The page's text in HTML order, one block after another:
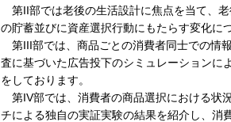
第II部では老後の生活設計に焦点を当て、
の貯蓄並びに資産選択行動にもたらす変化に
第III部では、商品ごとの消費者同士での情
査に基づいた広告投下のシミュレーションに
をしております。
第IV部では、消費者の商品選択における状
チによる独自の実証実験の結果を紹介し、消